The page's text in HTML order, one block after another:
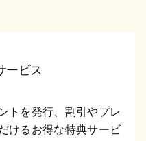
ービス
トを発行、割引やプレ
けるお得な特典サービ